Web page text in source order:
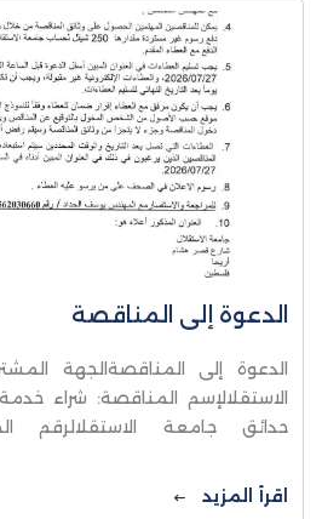
الدعوة إلى المناقصة
الدعوة إلى المناقصةالجهة
الاستقلالإسم المناقصة: شراء
حدائق جامعة الاستقلالرقم
اقرأ المزيد